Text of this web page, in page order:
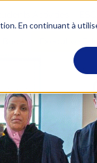
En continuant à